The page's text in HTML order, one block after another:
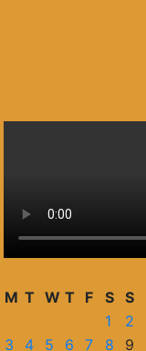
M T W T F S S
1
2
3
4 5 6 7 8
9